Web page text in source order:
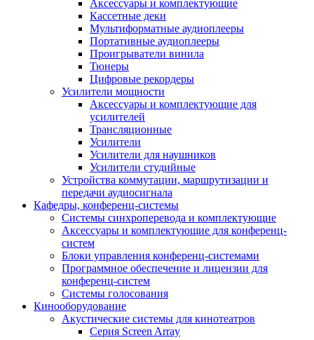
Аксессуары и комплектующие
Кассетные деки
Мультиформатные аудиоплееры
Портативные аудиоплееры
Проигрыватели винила
Тюнеры
Цифровые рекордеры
Усилители мощности
Аксессуары и комплектующие для
усилителей
Трансляционные
Усилители
Усилители для наушников
Усилители студийные
Устройства коммутации, маршрутизации и
передачи аудиосигнала
Кафедры, конференц-системы
Cистемы синхроперевода и комплектующие
Аксессуары и комплектующие для конференц-
систем
Блоки управления конференц-системами
Программное обеспечение и лицензии для
конференц-систем
Системы голосования
Кинооборудование
Акустические системы для кинотеатров
Cерия Screen Array